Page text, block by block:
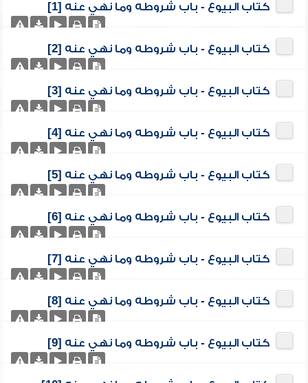
كتاب البيوع - باب شروطه وما نهي عنه [1]
كتاب البيوع - باب شروطه وما نهي عنه [2]
كتاب البيوع - باب شروطه وما نهي عنه [3]
كتاب البيوع - باب شروطه وما نهي عنه [4]
كتاب البيوع - باب شروطه وما نهي عنه [5]
كتاب البيوع - باب شروطه وما نهي عنه [6]
كتاب البيوع - باب شروطه وما نهي عنه [7]
كتاب البيوع - باب شروطه وما نهي عنه [8]
كتاب البيوع - باب شروطه وما نهي عنه [9]